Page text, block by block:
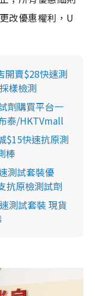
改優惠權利，U
開賣$28快速測
樣檢測
劑購買平台一
泰/HKTVmall
$15快速抗原測
棒
測試套裝優
抗原檢測試劑
測試套裝 現貨